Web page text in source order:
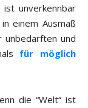
unverkennbar
einem Ausmaß
unbedarften und
für möglich
die “Welt“ ist